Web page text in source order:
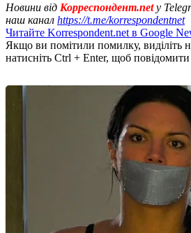
Новини від Корреспондент.netу
наш канал https://t.me/korrespondentnet
Читайте Korrespondent.net в Google
Якщо ви помітили помилку, виділіть
натисніть Ctrl + Enter, щоб